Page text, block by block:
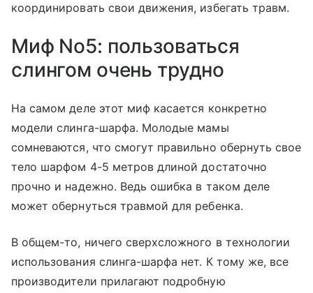
координировать свои движения, избегать травм.
Миф No5: пользоваться
слингом очень трудно
На самом деле этот миф касается конкретно
модели слинга-шарфа. Молодые мамы
сомневаются, что смогут правильно обернуть свое
тело шарфом 4-5 метров длиной достаточно
прочно и надежно. Ведь ошибка в таком деле
может обернуться травмой для ребенка.
В общем-то, ничего сверхсложного в технологии
использования слинга-шарфа нет. К тому же, все
производители прилагают подробную